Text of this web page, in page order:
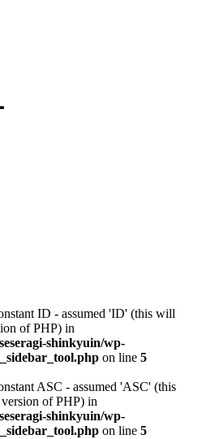
ID - assumed 'ID' (this will
of PHP) in
shinkyuin/wp-
on line 5
ASC - assumed 'ASC' (this
of PHP) in
shinkyuin/wp-
on line 5